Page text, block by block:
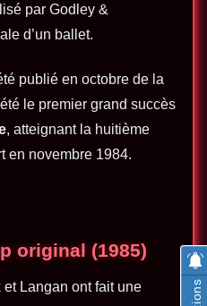
par Godley &
d’un ballet.
publié en octobre de la
le premier grand succès
, atteignant la huitième
en novembre 1984.
original (1985)
Langan ont fait une